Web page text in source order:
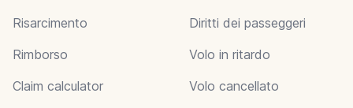
Risarcimento
Rimborso
Claim calculator
Diritti dei passeggeri
Volo in ritardo
Volo cancellato